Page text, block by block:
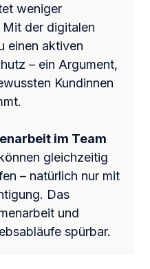
weniger
Mit der digitalen
einen aktiven
– ein Argument,
Kundinnen
im Team
gleichzeitig
– natürlich nur mit
Das
und
spürbar.